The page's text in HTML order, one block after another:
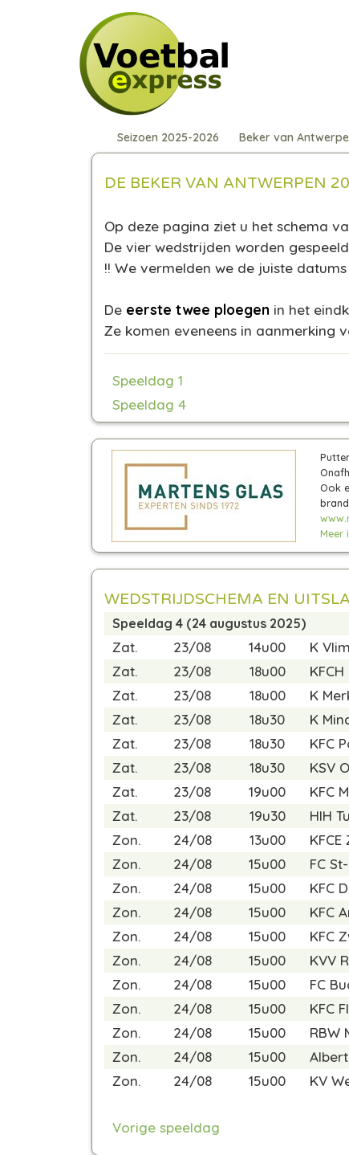
Seizoen 2025-2026 Beker van
DE BEKER VAN ANTWERPEN
Op deze pagina ziet u het schema
De vier wedstrijden worden
!! We vermelden we de juiste
De eerste twee ploegen in het
Ze komen eveneens in aanmerking
Speeldag 1
Speeldag 4
Ook
Meer
WEDSTRIJDSCHEMA EN
Speeldag 4 (24 augustus 2025)
Zat. 23/08 14u00 K
Zat.
23/08 18u00
Zat.
23/08 18u00 K
Zat.
23/08 18u30 K
Zat.
23/08 18u30 KFC
Zat.
23/08 18u30 KSV
Zat.
23/08 19u00 KFC
Zat.
23/08 19u30 HIH
Zon.
24/08 13u00
Zon.
24/08 15u00 FC
Zon.
24/08 15u00 KFC
Zon.
24/08 15u00 KFC
Zon.
24/08 15u00 KFC
Zon.
24/08 15u00 KVV
Zon.
24/08 15u00 FC
Zon.
24/08 15u00 KFC
Zon.
24/08 15u00 RBW
Zon.
24/08 15u00
Zon.
24/08 15u00 KV
Vorige speeldag